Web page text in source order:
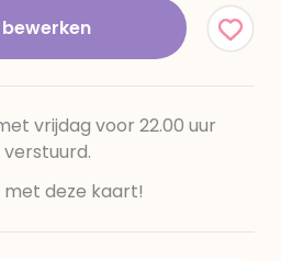
vrijdag voor 22.00 uur
deze kaart!